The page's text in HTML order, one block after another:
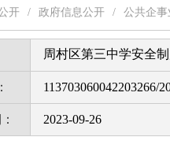
开 / 政府信息公开 / 公共企
周村区第三中学安全
113703060042203266/
2023-09-26